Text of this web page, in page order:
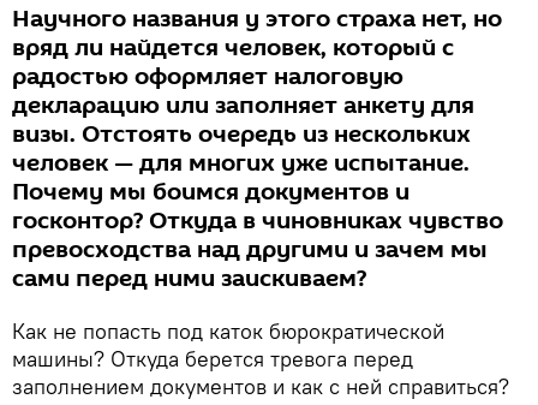
Научного названия у этого страха нет, но
вряд ли найдется человек, который с
радостью оформляет налоговую
декларацию или заполняет анкету для
визы. Отстоять очередь из нескольких
человек — для многих уже испытание.
Почему мы боимся документов и
госконтор? Откуда в чиновниках чувство
превосходства над другими и зачем мы
сами перед ними заискиваем?
Как не попасть под каток бюрократической
машины? Откуда берется тревога перед
заполнением документов и как с ней справиться?